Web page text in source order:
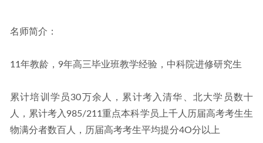
名师简介：
11年教龄，9年高三毕业班教学经验，中科院进修研究生
累计培训学员30万余人，累计考入清华、北大学员数十
人，累计考入985/211重点本科学员上千人历届高考考生生
物满分者数百人，历届高考考生平均提分4O分以上